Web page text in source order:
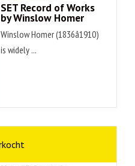
SET Record of Works
by Winslow Homer
Winslow Homer (1836â1910)
is widely ...